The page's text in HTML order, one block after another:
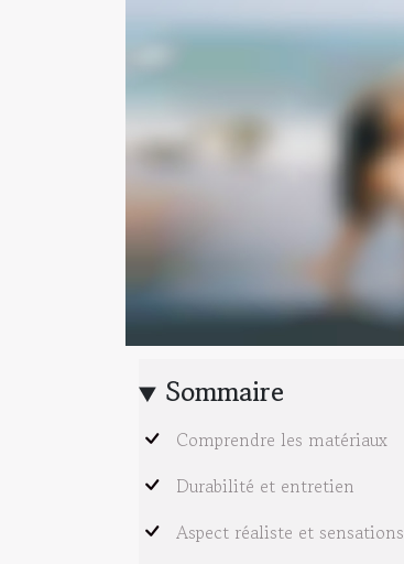
Sommaire
Comprendre les matériaux
Durabilité et entretien
Aspect réaliste et sensations